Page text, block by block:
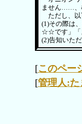
ません……、
ただし、以
(1)その際は
☆☆です」「
(2)告知いた
[このペー
[管理人:た